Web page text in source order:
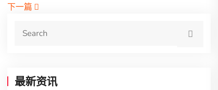
下一篇
最新资讯